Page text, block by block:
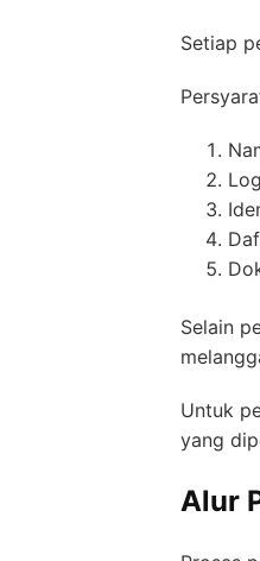
Setiap
Selain
Untuk
yang
Alur